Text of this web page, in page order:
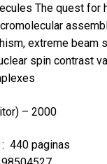
The quest for
extreme beam
spin contrast
– 2000
Capa comum ‏ : ‎ 440 paginas